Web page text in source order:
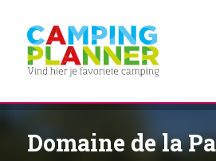
Domaine de la